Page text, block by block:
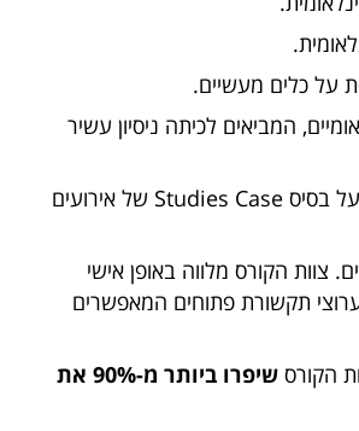
על כלים מעשיים.
המביאים לכיתה ניסיון עשיר
דגש מיוחד על ניתוח אירועים ודיונים בין משתתפי הקורס ומנחיו על בסיס Studies Case של אירועים
הקורס מלווה באופן אישי
תקשורת פתוחים המאפשרים
הקורס
שיפרו ביותר מ-90% את